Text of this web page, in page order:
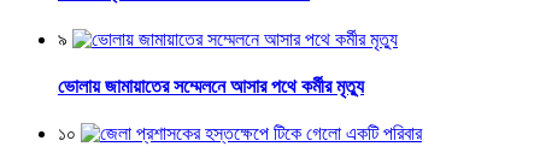
৯
ভোলায় জামায়াতের সম্মেলনে আসার পথে কর্মীর মৃত্যু
১০